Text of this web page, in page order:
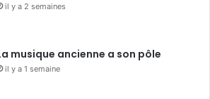
il y a 2 semaines
musique ancienne a son pôle
il y a 1 semaine